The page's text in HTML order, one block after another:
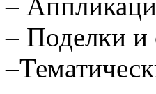
– Поделки и